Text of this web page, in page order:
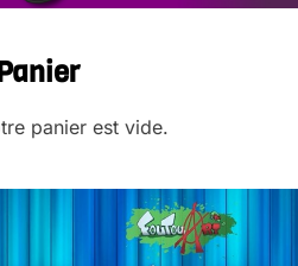
panier est vide.